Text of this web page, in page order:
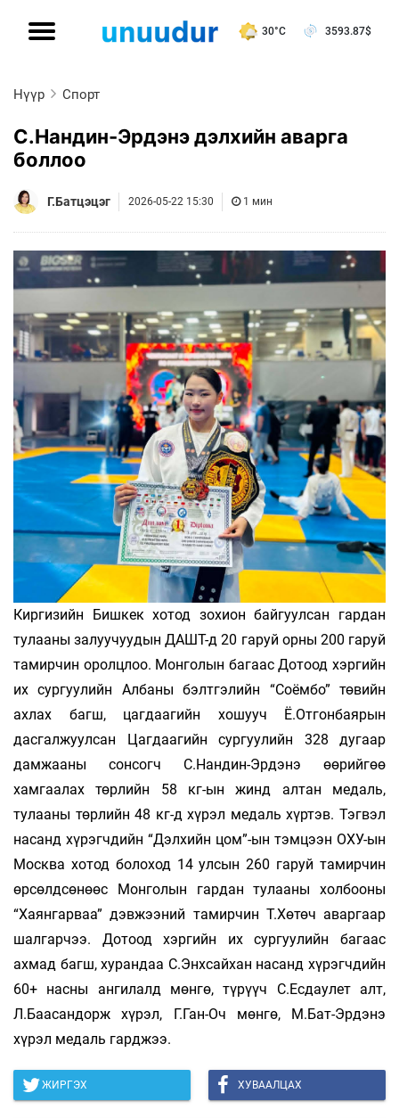
30°C 3593.87$
Нүүр Спорт
С.Нандин-Эрдэнэ дэлхийн аварга
боллоо
Г.Батцэцэг 2026-05-22 15:30 1 мин
Киргизийн Бишкек хотод зохион байгуулсан гардан
тулааны залуучуудын ДАШТ-д 20 гаруй орны 200 гаруй
тамирчин оролцлоо. Монголын багаас Дотоод хэргийн
их сургуулийн Албаны бэлтгэлийн “Соёмбо” төвийн
ахлах багш, цагдаагийн хошууч Ё.Отгонбаярын
дасгалжуулсан Цагдаагийн сургуулийн 328 дугаар
дамжааны сонсогч С.Нандин-Эрдэнэ өөрийгөө
хамгаалах төрлийн 58 кг-ын жинд алтан медаль,
тулааны төрлийн 48 кг-д хүрэл медаль хүртэв. Тэгвэл
насанд хүрэгчдийн “Дэлхийн цом”-ын тэмцээн ОХУ-ын
Москва хотод болоход 14 улсын 260 гаруй тамирчин
өрсөлдсөнөөс Монголын гардан тулааны холбооны
“Хаянгарваа” дэвжээний тамирчин Т.Хөтөч аваргаар
шалгарчээ. Дотоод хэргийн их сургуулийн багаас
ахмад багш, хурандаа С.Энхсайхан насанд хүрэгчдийн
60+ насны ангилалд мөнгө, түрүүч С.Есдаулет алт,
Л.Баасандорж хүрэл, Г.Ган-Оч мөнгө, М.Бат-Эрдэнэ
хүрэл медаль гарджээ.
ЖИРГЭХ ХУВААЛЦАХ